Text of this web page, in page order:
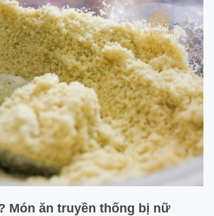
Món ăn truyền thống bị nữ